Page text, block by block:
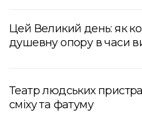
Цей Великий день: як
душевну опору в часи
Театр людських
сміху та фатуму